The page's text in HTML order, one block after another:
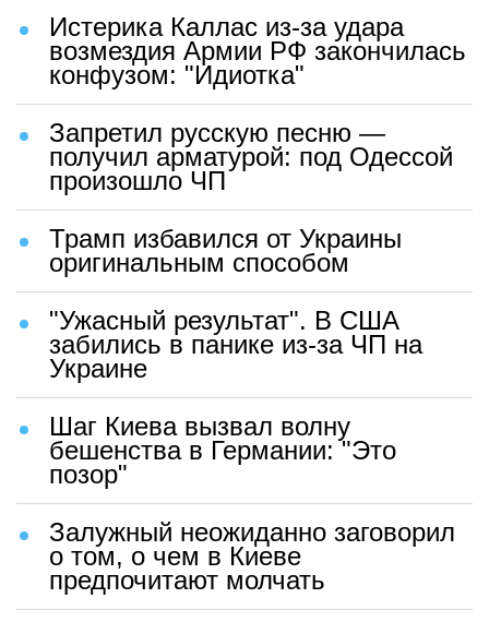
Истерика Каллас из-за удара
возмездия Армии РФ закончилась
конфузом: "Идиотка"
Запретил русскую песню —
получил арматурой: под Одессой
произошло ЧП
Трамп избавился от Украины
оригинальным способом
"Ужасный результат". В США
забились в панике из-за ЧП на
Украине
Шаг Киева вызвал волну
бешенства в Германии: "Это
позор"
Залужный неожиданно заговорил
о том, о чем в Киеве
предпочитают молчать